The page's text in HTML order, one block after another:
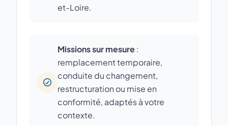
et-Loire.
Missions sur mesure:
remplacement temporaire,
conduite du changement,
restructuration ou mise en
conformité, adaptés à votre
contexte.